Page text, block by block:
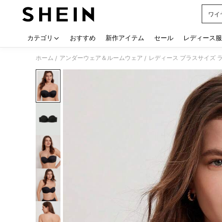
ワイ
カテゴリ おすすめ 新作アイテム セール レディース服
ホーム / アンダーウェア＆ルームウェア / レディース プラスサイズ